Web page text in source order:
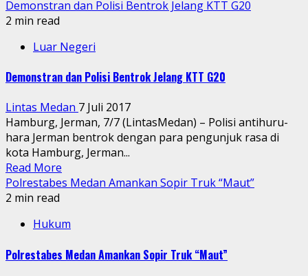
Demonstran dan Polisi Bentrok Jelang KTT G20
2 min read
Luar Negeri
Demonstran dan Polisi Bentrok Jelang KTT G20
Lintas Medan 7 Juli 2017
Hamburg, Jerman, 7/7 (LintasMedan) – Polisi antihuru-
hara Jerman bentrok dengan para pengunjuk rasa di
kota Hamburg, Jerman...
Read More
Polrestabes Medan Amankan Sopir Truk “Maut”
2 min read
Hukum
Polrestabes Medan Amankan Sopir Truk “Maut”